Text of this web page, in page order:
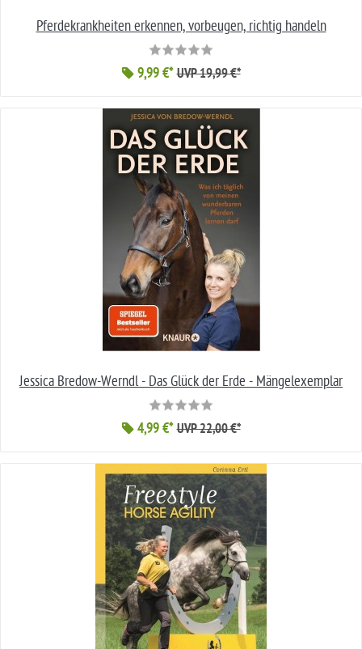
Pferdekrankheiten erkennen, vorbeugen, richtig handeln
9,99 €* UVP 19,99 €*
Jessica Bredow-Werndl - Das Glück der Erde - Mängelexemplar
4,99 €* UVP 22,00 €*